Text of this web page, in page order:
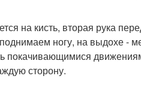
на кисть, вторая рука
ногу, на выдохе -
покачивающимися
сторону.